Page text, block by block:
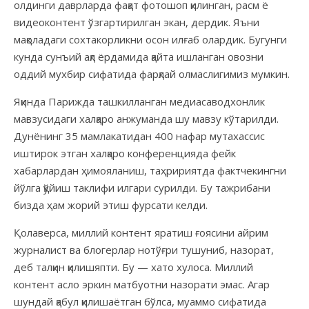
олдинги даврларда фақат фотошоп қилинган, расм ё
видеоконтент ўзгартирилган экан, дердик. Яъни
мақоладаги сохтакорликни осон илғаб олардик. Бугунги
кунда сунъий ақл ёрдамида қайта ишланган овозни
оддий мухбир сифатида фарқлай олмаслигимиз мумкин.
Яқинда Парижда ташкилланган медиасаводхонлик
мавзусидаги халқаро анжуманда шу мавзу кўтарилди.
Дунёнинг 35 мамлакатидан 400 нафар мутахассис
иштирок этган халқаро конференцияда фейк
хабарлардан ҳимояланиш, таҳририятда фактчекингни
йўлга қўйиш таклифи илгари сурилди. Бу тажрибани
бизда ҳам жорий этиш фурсати келди.
Қолаверса, миллий контент яратиш ғоясини айрим
журналист ва блогерлар нотўғри тушуниб, назорат,
деб талқин қилишяпти. Бу — хато хулоса. Миллий
контент асло эркин матбуотни назорати эмас. Агар
шундай қабул қилишаётган бўлса, муаммо сифатида